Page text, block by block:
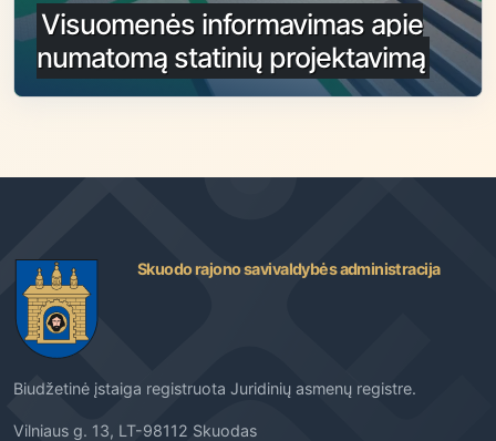
Visuomenės informavimas apie
numatomą statinių projektavimą
Skuodo rajono savivaldybės administracija
Biudžetinė įstaiga registruota Juridinių asmenų registre.
Vilniaus g. 13, LT-98112 Skuodas